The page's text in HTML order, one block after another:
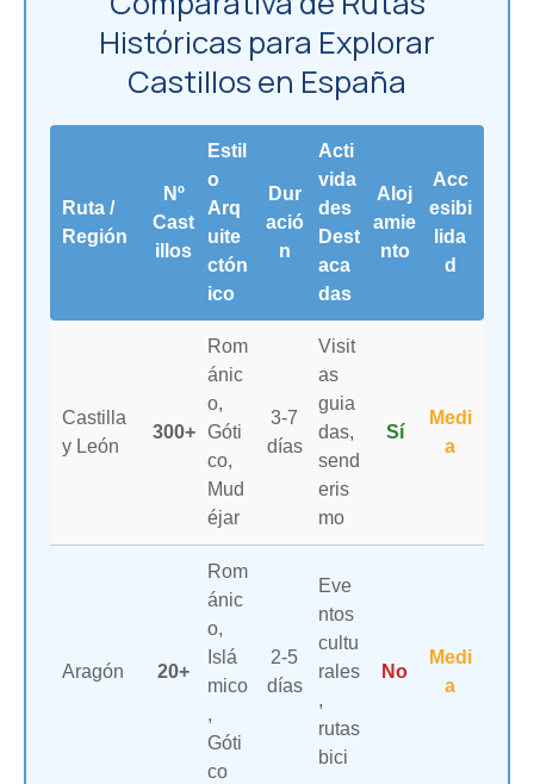
Históricas para Explorar
Castillos en España
Ruta /
Región
Nº
Cast
illos
Estil
o
Arq
uite
ctón
ico
Dur
ació
n
Acti
vida
des
Dest
aca
das
Aloj
amie
nto
Acc
esibi
lida
d
Castilla
y León
300+
Rom
ánic
o,
Góti
co,
Mud
éjar
3-7
días
Visit
as
guia
das,
send
eris
mo
Sí
Medi
a
Aragón 20+
Rom
ánic
o,
Islá
mico
,
Góti
co
2-5
días
Eve
ntos
cultu
rales
,
rutas
bici
No
Medi
a